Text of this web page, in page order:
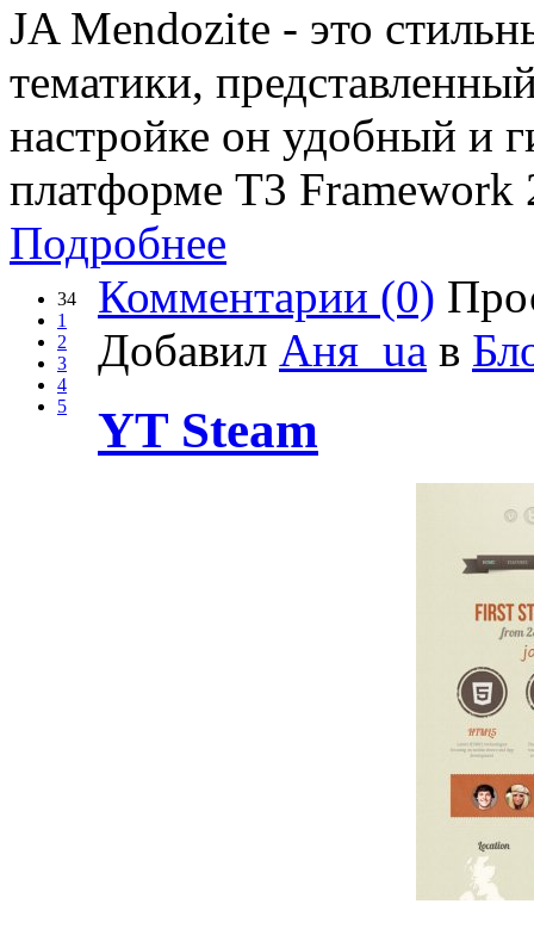
JA Mendozite - это
тематики,
настройке он удобный и
платформе T3 Framework
Подробнее
34
1
2
3
4
5
Комментарии (0)
Добавил Аня_ua в
YT Steam